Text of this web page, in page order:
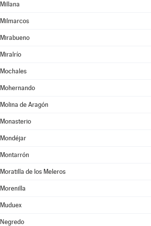
Millana
Milmarcos
Mirabueno
Miralrío
Mochales
Mohernando
Molina de Aragón
Monasterio
Mondéjar
Montarrón
Moratilla de los Meleros
Morenilla
Muduex
Negredo